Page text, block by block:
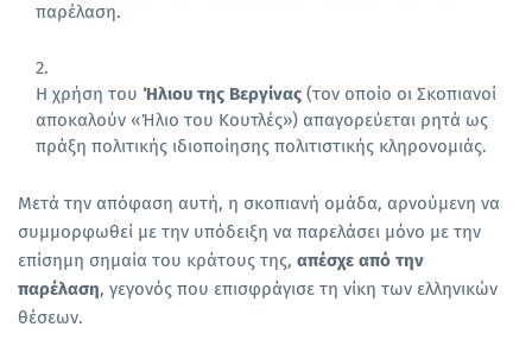
παρέλαση.
Η χρήση του Ήλιου της Βεργίνας (τον οποίο οι Σκοπιανοί
αποκαλούν «Ήλιο του Κουτλές») απαγορεύεται ρητά ως
πράξη πολιτικής ιδιοποίησης πολιτιστικής κληρονομιάς.
Μετά την απόφαση αυτή, η σκοπιανή ομάδα, αρνούμενη να
συμμορφωθεί με την υπόδειξη να παρελάσει μόνο με την
επίσημη σημαία του κράτους της, απέσχε από την
παρέλαση, γεγονός που επισφράγισε τη νίκη των ελληνικών
θέσεων.